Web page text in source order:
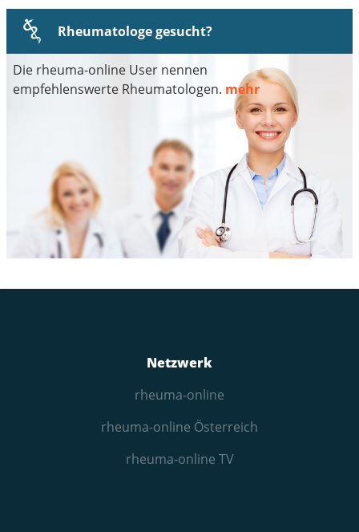
Rheumatologe gesucht?
Die rheuma-online User nennen
empfehlenswerte Rheumatologen. mehr
Netzwerk
rheuma-online
rheuma-online Österreich
rheuma-online TV